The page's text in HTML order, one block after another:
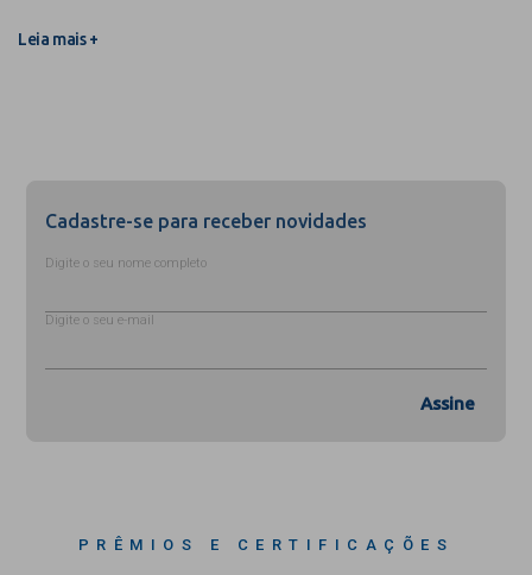
Leia mais +
Cadastre-se para receber novidades
Digite o seu nome completo
Digite o seu e-mail
Assine
PRÊMIOS E CERTIFICAÇÕES